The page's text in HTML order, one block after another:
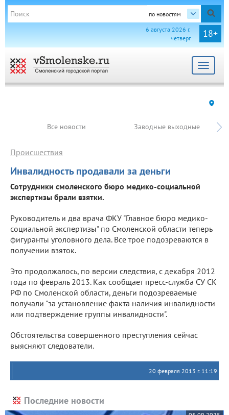
по новостям
18+
6 августа 2026 г.
четверг
Toggle
Все новости Заводные выходные
Инвалидность продавали за деньги
Происшествия
Сотрудники смоленского бюро медико-социальной
экспертизы брали взятки.
Руководитель и два врача ФКУ "Главное бюро медико-
социальной экспертизы" по Смоленской области теперь
фигуранты уголовного дела. Все трое подозреваются в
получении взяток.
Это продолжалось, по версии следствия, с декабря 2012
года по февраль 2013. Как сообщает пресс-служба СУ СК
РФ по Смоленской области, деньги подозреваемые
получали "за установление факта наличия инвалидности
или подтверждение группы инвалидности".
Обстоятельства совершенного преступления сейчас
выясняют следователи.
20 февраля 2013 г. 11:19
Последние новости